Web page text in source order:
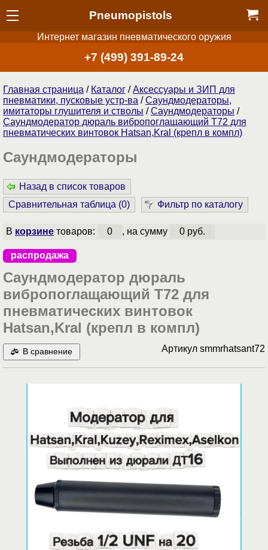
Pneumopistols
Интернет магазин пневматического оружия
+7 (499) 391-89-24
Главная страница / Каталог /Аксессуары и ЗИП для
пневматики, пусковые устр-ва /Саундмодераторы,
имитаторы глушителя и стволы /Саундмодераторы /
Саундмодератор дюраль вибропоглащающий T72 для
пневматических винтовок Hatsan,Kral (крепл в компл)
Саундмодераторы
Назад в список товаров
Сравнительная таблица (0) Фильтр по каталогу
В корзинетоваров: 0 , на сумму 0 руб.
распродажа
Саундмодератор дюраль
вибропоглащающий T72 для
пневматических винтовок
Hatsan,Kral (крепл в компл)
В сравнение Артикул smmrhatsant72